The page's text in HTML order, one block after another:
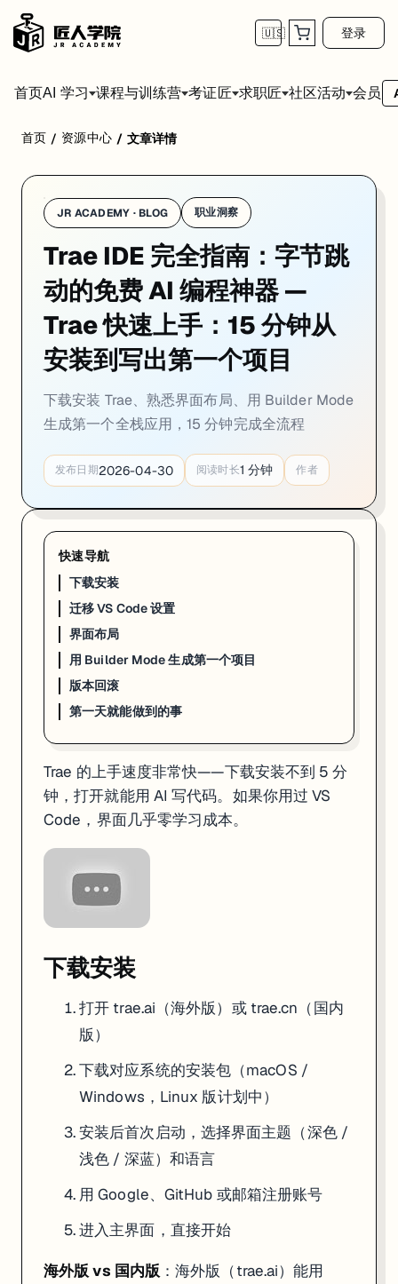
🇺🇸 登录
首页AI 学习 课程与训练营 考证匠 求职匠 社区活动 会员
Trae 的上手速度非常快——下载安装不到 5 分钟，打开就能用 AI 写代
下载安装
打开 （海外版）或 trae.cn
（国内版）
下载对应系统的安装包（macOS / Windows，Linux 版计划中）
安装后首次启动，选择界面主题（深色 / 浅色 / 深蓝）和语言
用 Google、GitHub 或邮箱注册账号
：海外版（trae.ai）能用 Claude Sonnet 和 GPT-4o
迁移 VS Code 设置
如果你已经在用 VS Code，Trae 可以一键导入：
# Trae 首次启动时会提示导入
# 也可以手动操作：
# 1. 打开 Trae 设置
# 2. 搜索 "Import"
# 3. 选择 "Import VS Code Settings & Extensions"
大部分 VS Code 插件（
界面布局
Trae 的界面分四个核心区域：
左侧文件树
右侧 AI 面板：Chat / Builder / SOLO 三个模式的切换入口
底部终端：内置终端，可以跑任何命令
常用快捷键：
操作 macOS
Cmd + I
Tab
用 Builder Mode 生成第一个项目
新建一个空文件夹，用 Trae 打开（
File > Open Folder
右侧 AI 面板切到
用 React + Vite + Tailwind CSS 做一个 Pomodoro 番茄时钟应
- 休息时间 5 分钟
AI 开始分析需求、创建文件、写代码。你能实时看到文件树在变
Preview按钮，Webview 窗口弹出，应用已经在跑了
觉得哪里不对，直接在 Builder 里追加修改："把计时器数字改大
整个过程不需要手动 npm init 、不需要配 Tailwind、不需要写
首页 / 资源中心 / 文章详情
JR ACADEMY · BLOG 职业洞察
Trae IDE 完全指南：字节跳
动的免费 AI 编程神器 —
Trae 快速上手：15 分钟从
安装到写出第一个项目
下载安装 Trae、熟悉界面布局、用 Builder Mode
生成第一个全栈应用，15 分钟完成全流程
发布日期2026-04-30 阅读时长1 分钟 作者
快速导航
下载安装
迁移 VS Code 设置
界面布局
用 Builder Mode 生成第一个项目
版本回滚
第一天就能做到的事
Trae 的上手速度非常快——下载安装不到 5 分
钟，打开就能用 AI 写代码。如果你用过 VS
Code，界面几乎零学习成本。
下载安装
打开 trae.ai （海外版）或 trae.cn （国内
版）
下载对应系统的安装包（macOS /
Windows，Linux 版计划中）
安装后首次启动，选择界面主题（深色 /
浅色 / 深蓝）和语言
用 Google、GitHub 或邮箱注册账号
进入主界面，直接开始
海外版 vs 国内版 ：海外版（trae.ai）能用